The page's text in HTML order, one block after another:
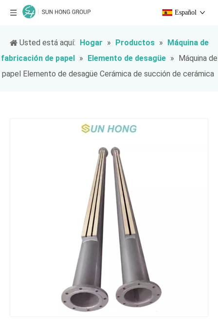
Español
Usted está aquí: Hogar » Productos » Máquina de
fabricación de papel » Elemento de desagüe » Máquina de
papel Elemento de desagüe Cerámica de succión de cerámica